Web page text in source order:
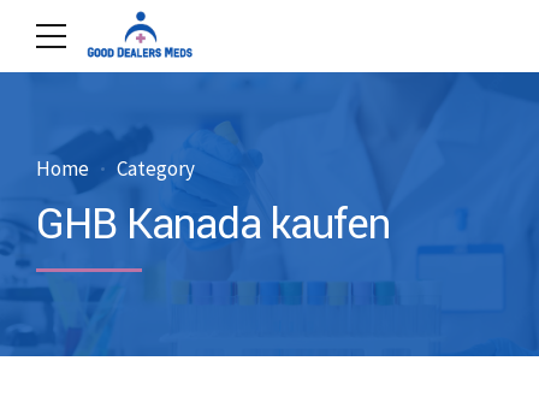
Home Category
GHB Kanada kaufen